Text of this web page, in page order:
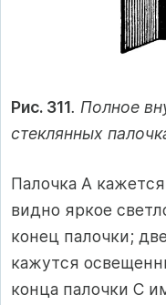
Рис. 311. Полное
стеклянных
Палочка А
видно яркое
конец палочки;
кажутся
конца палочки С